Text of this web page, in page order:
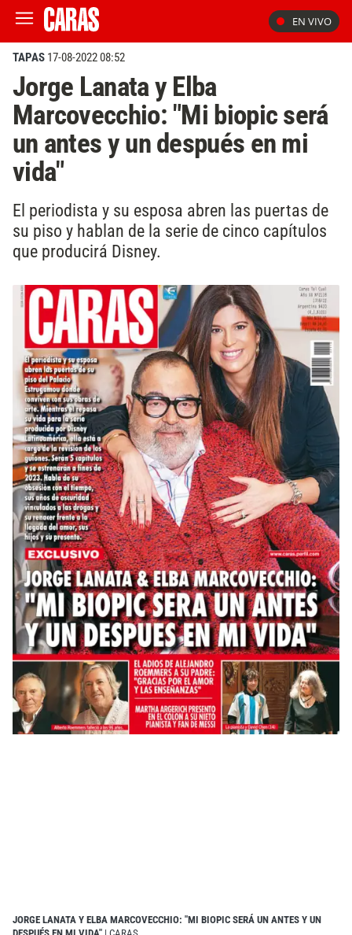
EN VIVO
TAPAS 17-08-2022 08:52
Jorge Lanata y Elba
Marcovecchio: "Mi biopic será
un antes y un después en mi
vida"
El periodista y su esposa abren las puertas de
su piso y hablan de la serie de cinco capítulos
que producirá Disney.
JORGE LANATA Y ELBA MARCOVECCHIO: "MI BIOPIC SERÁ UN ANTES Y UN